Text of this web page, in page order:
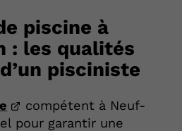
piscine à
: les qualités
pisciniste
compétent à Neuf-
pour garantir une